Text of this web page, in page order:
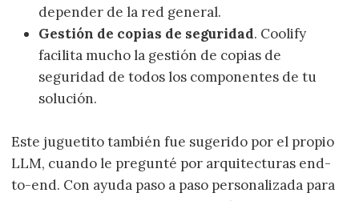
depender de la red general.
Gestión de copias de seguridad. Coolify
facilita mucho la gestión de copias de
seguridad de todos los componentes de tu
solución.
Este juguetito también fue sugerido por el propio
LLM, cuando le pregunté por arquitecturas end-
to-end. Con ayuda paso a paso personalizada para